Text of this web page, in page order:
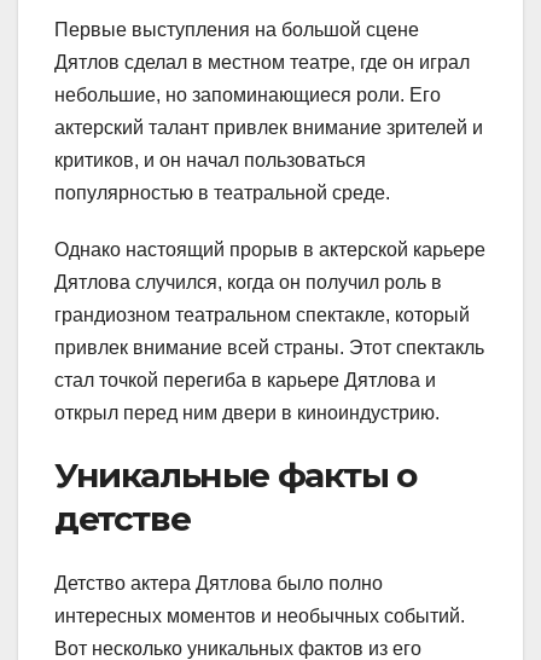
Первые выступления на большой сцене
Дятлов сделал в местном театре, где он играл
небольшие, но запоминающиеся роли. Его
актерский талант привлек внимание зрителей и
критиков, и он начал пользоваться
популярностью в театральной среде.
Однако настоящий прорыв в актерской карьере
Дятлова случился, когда он получил роль в
грандиозном театральном спектакле, который
привлек внимание всей страны. Этот спектакль
стал точкой перегиба в карьере Дятлова и
открыл перед ним двери в киноиндустрию.
Уникальные факты о
детстве
Детство актера Дятлова было полно
интересных моментов и необычных событий.
Вот несколько уникальных фактов из его